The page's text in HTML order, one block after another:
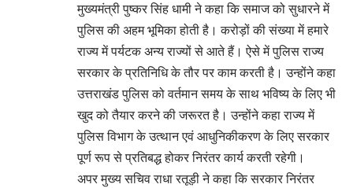
मुख्यमंत्री पुष्कर सिंह धामी ने कहा कि समाज को सुधारने में
पुलिस की अहम भूमिका होती है। करोड़ों की संख्या में हमारे
राज्य में पर्यटक अन्य राज्यों से आते हैं। ऐसे में पुलिस राज्य
सरकार के प्रतिनिधि के तौर पर काम करती है। उन्होंने कहा
उत्तराखंड पुलिस को वर्तमान समय के साथ भविष्य के लिए भी
खुद को तैयार करने की जरूरत है। उन्होंने कहा राज्य में
पुलिस विभाग के उत्थान एवं आधुनिकीकरण के लिए सरकार
पूर्ण रूप से प्रतिबद्ध होकर निरंतर कार्य करती रहेगी।
अपर मुख्य सचिव राधा रतूड़ी ने कहा कि सरकार निरंतर